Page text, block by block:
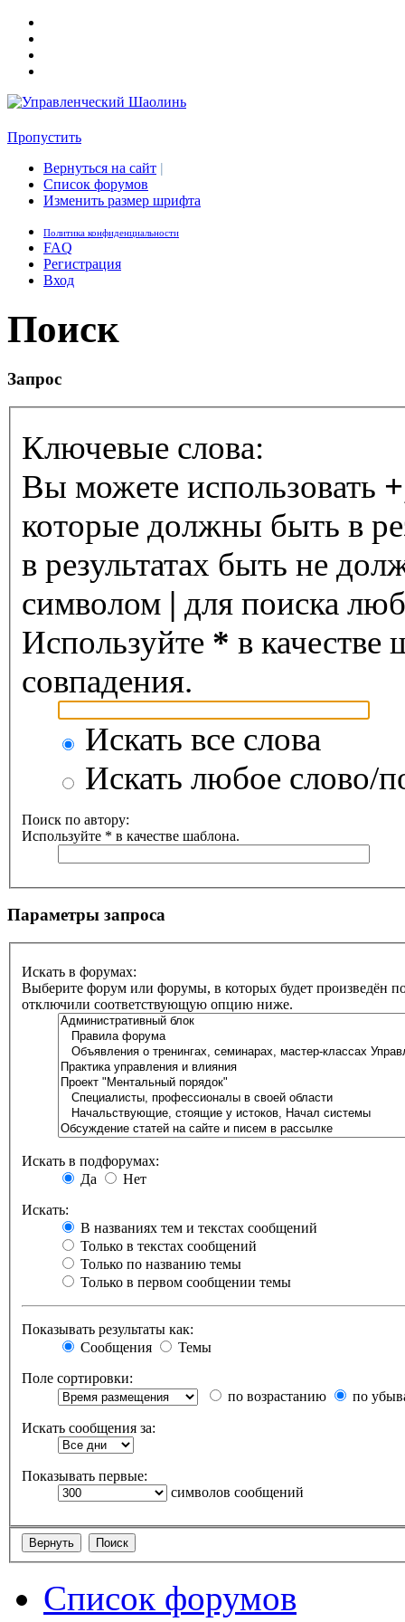
Пропустить
Вернуться на сайт |
Список форумов
Изменить размер шрифта
Политика конфиденциальности
FAQ
Регистрация
Вход
Поиск
Запрос
Ключевые слова:
Вы можете использовать +
которые должны быть в
в результатах быть не
символом | для поиска
Используйте * в качестве
совпадения.
Искать все слова
Искать любое слово/
Поиск по автору:
Используйте * в качестве шаблона.
Параметры запроса
Искать в форумах:
Выберите форум или форумы, в которых будет произведён
отключили соответствующую опцию ниже.
Искать в подфорумах:
Да
Нет
Искать:
В названиях тем и текстах сообщений
Только в текстах сообщений
Только по названию темы
Только в первом сообщении темы
Показывать результаты как:
Сообщения
Темы
Поле сортировки:
по возрастанию
по
Искать сообщения за:
Показывать первые:
символов сообщений
Список форумов